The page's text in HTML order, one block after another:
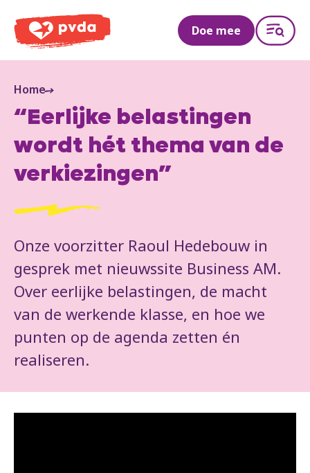
PVDA
Doe mee
Home
“Eerlijke belastingen
wordt hét thema van de
verkiezingen”
Onze voorzitter Raoul Hedebouw in
gesprek met nieuwssite Business AM.
Over eerlijke belastingen, de macht
van de werkende klasse, en hoe we
punten op de agenda zetten én
realiseren.